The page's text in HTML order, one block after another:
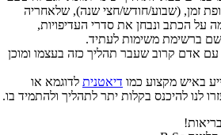
זמן, (שבוע/חודש/חצי שנה), שלאחריה
על הכתב ונבחן את סדרי העדיפויות,
ברשימת משימות לעתיד.
עם אדם קרוב שעבר תהליך כזה בעצמו ומוכן
באיש מקצוע כמו דיאטנית לדוגמא או
לנו להיכנס בקלות יתר לתהליך ולהתמיד בו.